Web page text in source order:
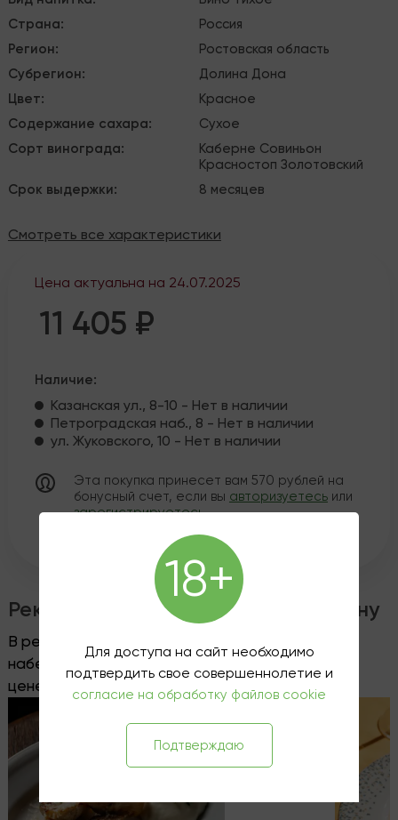
Страна:
Россия
Регион:
Ростовская область
Субрегион:
Долина Дона
Цвет:
Красное
Содержание сахара:
Сухое
Сорт винограда:
Каберне Совиньон
Красностоп Золотовский
Срок выдержки: 8 месяцев
Смотреть все характеристики
Цена актуальна на 24.07.2025
11 405 ₽
Наличие:
Казанская ул., 8-10 - Нет в наличии
Петроградская наб., 8 - Нет в наличии
ул. Жуковского, 10 - Нет в наличии
Эта покупка принесет вам 570 рублей на
бонусный счет, если вы авторизуетесь или
зарегистрируетесь.
Рекомендуемые блюда к этому вину
В ресторане
набережной, 8, вы можете заказать это вино по
цене винотеки, без пробкового сбора.
18+
Для доступа на сайт необходимо
подтвердить свое совершеннолетие и
согласие на обработку файлов cookie
Подтверждаю